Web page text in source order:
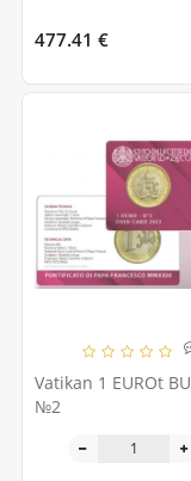
477.41 €
Vatikan 1 EUROt
№2